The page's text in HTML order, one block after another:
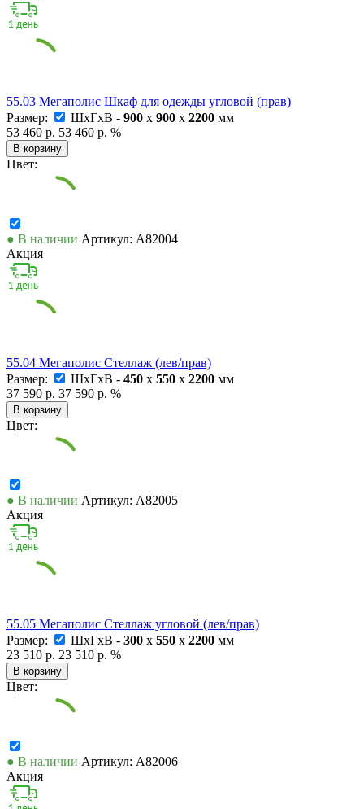
55.03 Мегаполис Шкаф для одежды угловой (прав)
Размер:
ШxГxВ - 900 x 900 x 2200 мм
53 460 р. 53 460 р. %
В корзину
Цвет:
● В наличии Артикул: А82004
Акция
55.04 Мегаполис Стеллаж (лев/прав)
Размер:
ШxГxВ - 450 x 550 x 2200 мм
37 590 р. 37 590 р. %
В корзину
Цвет:
● В наличии Артикул: А82005
Акция
55.05 Мегаполис Стеллаж угловой (лев/прав)
Размер:
ШxГxВ - 300 x 550 x 2200 мм
23 510 р. 23 510 р. %
В корзину
Цвет:
● В наличии Артикул: А82006
Акция